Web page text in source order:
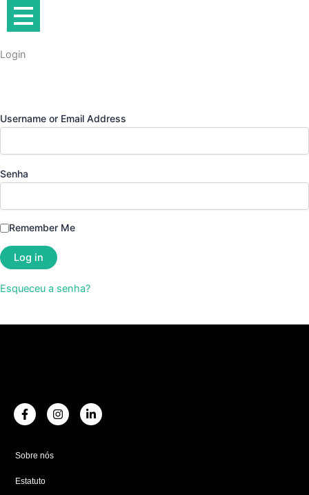
para
conteúdo
Login
Username or Email Address
Senha
Remember Me
Esqueceu a senha?
F
a
b
o
k
I
n
L
i
Sobre nós
Estatuto